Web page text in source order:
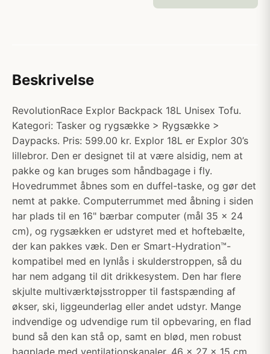
Beskrivelse
RevolutionRace Explor Backpack 18L Unisex Tofu.
Kategori: Tasker og rygsække > Rygsække >
Daypacks. Pris: 599.00 kr. Explor 18L er Explor 30’s
lillebror. Den er designet til at være alsidig, nem at
pakke og kan bruges som håndbagage i fly.
Hovedrummet åbnes som en duffel-taske, og gør det
nemt at pakke. Computerrummet med åbning i siden
har plads til en 16" bærbar computer (mål 35 x 24
cm), og rygsækken er udstyret med et hoftebælte,
der kan pakkes væk. Den er Smart-Hydration™-
kompatibel med en lynlås i skulderstroppen, så du
har nem adgang til dit drikkesystem. Den har flere
skjulte multiværktøjsstropper til fastspænding af
økser, ski, liggeunderlag eller andet udstyr. Mange
indvendige og udvendige rum til opbevaring, en flad
bund så den kan stå op, samt en blød, men robust
bagplade med ventilationskanaler. 46 x 27 x 15 cm